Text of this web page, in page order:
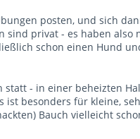
posten, und sich
privat - es haben
schon einen Hund
- in einer beheizten
ist besonders für kleine,
Bauch vielleicht